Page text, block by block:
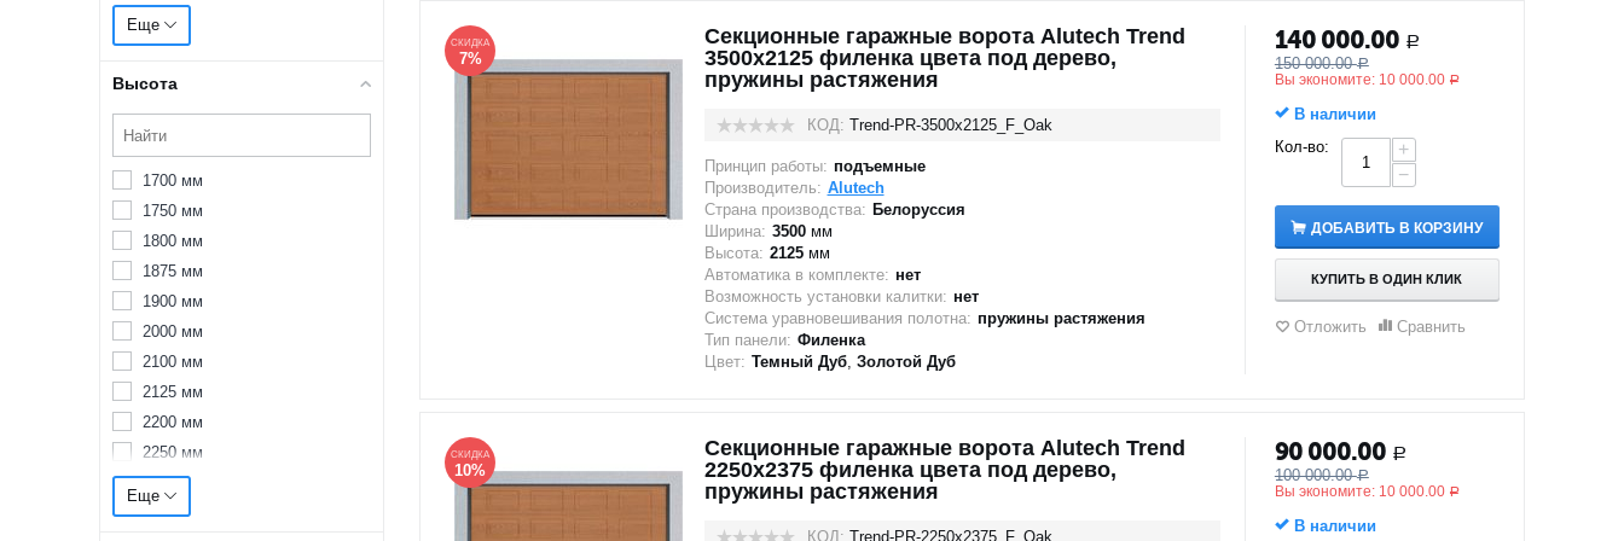
СКИДКА
7%
Секционные гаражные ворота Alutech Trend
3500x2125 филенка цвета под дерево,
пружины растяжения
КОД: Trend-PR-3500х2125_F_Oak
Принцип работы: подъемные
Производитель: Alutech
Страна производства: Белоруссия
Ширина: 3500мм
Высота: 2125мм
Автоматика в комплекте: нет
Возможность установки калитки: нет
Система уравновешивания полотна: пружины растяжения
Тип панели: Филенка
Цвет: Темный Дуб, Золотой Дуб
140 000.00 Р
150 000.00 Р
Вы экономите: 10 000.00 Р
В наличии
Кол-во:
+
−
ДОБАВИТЬ В КОРЗИНУ
КУПИТЬ В ОДИН КЛИК
Отложить Сравнить
СКИДКА
10%
Секционные гаражные ворота Alutech Trend
2250x2375 филенка цвета под дерево,
пружины растяжения
КОД: Trend-PR-2250х2375_F_Oak
90 000.00 Р
100 000.00 Р
Вы экономите: 10 000.00 Р
В наличии
2375 мм
2400 мм
2625 мм
2700 мм
3375 мм
Еще
Высота
1700 мм
1750 мм
1800 мм
1875 мм
1900 мм
2000 мм
2100 мм
2125 мм
2200 мм
2250 мм
2300 мм
2375 мм
Еще